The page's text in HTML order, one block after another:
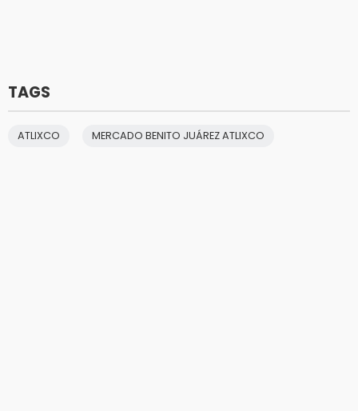
TAGS
ATLIXCO MERCADO BENITO JUÁREZ ATLIXCO